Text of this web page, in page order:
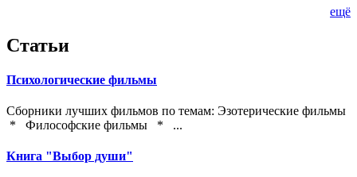
ещё
Статьи
Психологические фильмы
Сборники лучших фильмов по темам: Эзотерические фильмы
* Философские фильмы * ...
Книга "Выбор души"